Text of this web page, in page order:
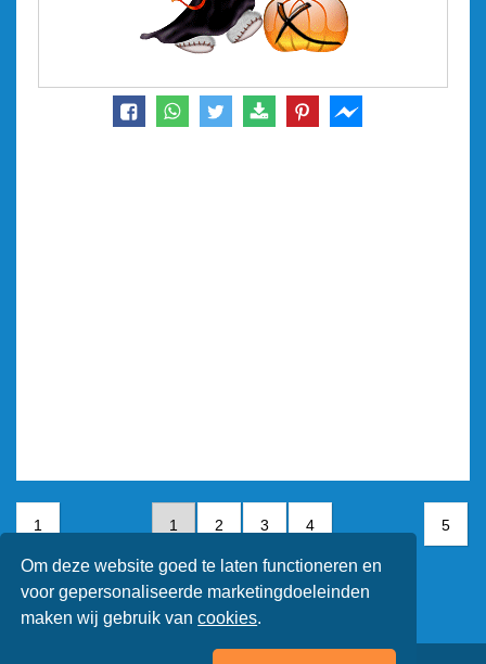
Om deze website goed te laten functioneren en
voor gepersonaliseerde marketingdoeleinden
maken wij gebruik vancookies.
1 1 2 3 4 5